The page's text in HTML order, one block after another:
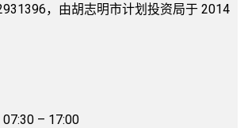
，由胡志明市计划投资局于 2014
– 17:00